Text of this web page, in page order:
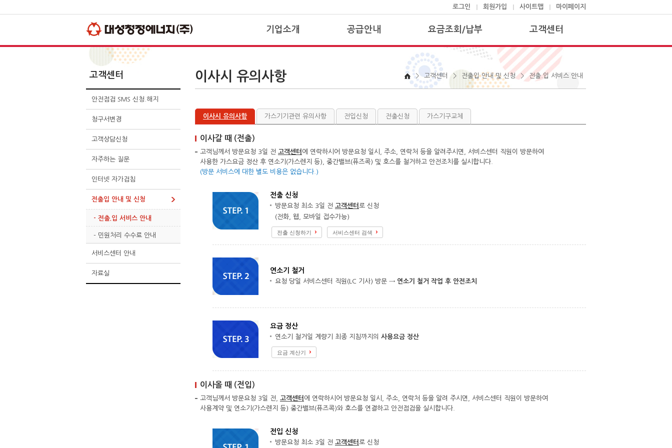
뉴
드
가
바
로그인 회원가입 사이트맵 마이페이지
기업소개
경영이념 및 C.I
연혁
그룹 및 계열사소개
대성뉴스
공급안내
도시가스정보
타연료대비 비용분석
시공관련 참고사항
요금조회/납부
청구요금조회
납부방법안내
요금산출안내
요금간편계산기
고객센터
안전점검 SMS 신청.해지
청구서변경
고객상담신청
고객센터
안전점검 SMS 신청.해지
청구서변경
고객상담신청
자주하는 질문
인터넷 자가검침
전출입 안내 및 신청
- 전출.입 서비스 안내
- 민원처리 수수료 안내
서비스센터 안내
자료실
home
> 고객센터 > 전출입 안내 및 신청 > 전출.입 서비스 안내
이사시 유의사항
이사시 유의사항 가스기기관련 유의사항 전입신청 전출신청 가스기구교체
이사갈 때 (전출)
고객님께서 방문요청 3일 전 고객센터 에 연락하시어 방문요청 일시, 주소, 연락처 등을 알려주시면, 서비스센터 직원이 방문하여
사용한 가스요금 정산 후 연소기(가스렌지 등), 중간밸브(퓨즈콕) 및 호스를 철거하고 안전조치를 실시합니다.
(방문 서비스에 대한 별도 비용은 없습니다.)
전출 신청
방문요청 최소 3일 전 고객센터 로 신청
(전화, 웹, 모바일 접수가능)
전출 신청하기 서비스센터 검색
연소기 철거
요청 당일 서비스센터 직원(LC 기사) 방문 → 연소기 철거 작업 후 안전조치
요금 정산
연소기 철거일 계량기 최종 지침까지의 사용요금 정산
요금 계산기
이사올 때 (전입)
고객님께서 방문요청 3일 전, 고객센터 에 연락하시어 방문요청 일시, 주소, 연락처 등을 알려 주시면, 서비스센터 직원이 방문하여
사용계약 및 연소기(가스렌지 등) 중간밸브(퓨즈콕)와 호스를 연결하고 안전점검을 실시합니다.
전입 신청
방문요청 최소 3일 전 고객센터 로 신청